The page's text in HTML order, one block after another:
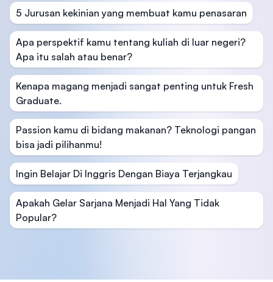
5 Jurusan kekinian yang membuat kamu penasaran
Apa perspektif kamu tentang kuliah di luar negeri?
Apa itu salah atau benar?
Kenapa magang menjadi sangat penting untuk Fresh
Graduate.
Passion kamu di bidang makanan? Teknologi pangan
bisa jadi pilihanmu!
Ingin Belajar Di Inggris Dengan Biaya Terjangkau
Apakah Gelar Sarjana Menjadi Hal Yang Tidak
Popular?